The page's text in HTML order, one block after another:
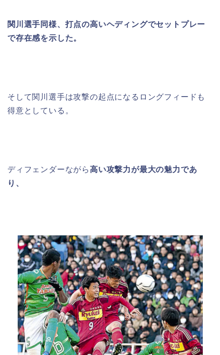
関川選手同様、打点の高いヘディングでセットプレー
で存在感を示した。
そして関川選手は攻撃の起点になるロングフィードも
得意としている。
ディフェンダーながら高い攻撃力が最大の魅力であ
り、